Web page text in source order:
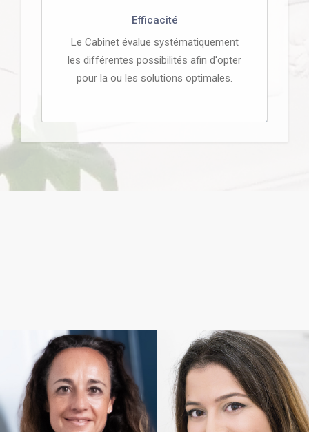
Efficacité
Le Cabinet évalue systématiquement
les différentes possibilités afin d'opter
pour la ou les solutions optimales.